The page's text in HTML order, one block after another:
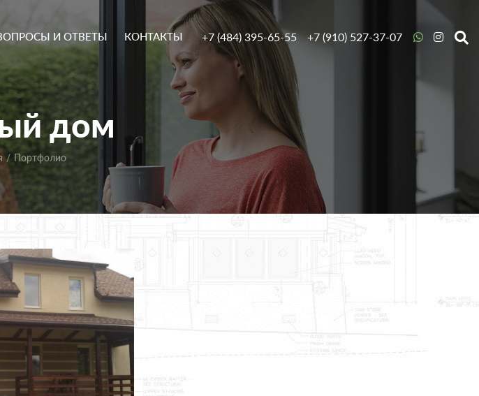
И ОТВЕТЫ КОНТАКТЫ +7 (484) 395-65-55 +7 (910) 527-37-07
дом
Портфолио